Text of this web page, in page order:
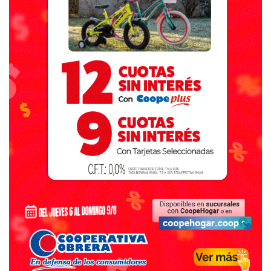
Los municipios de la Provincia que cuentan con SAME son:
Lanús, Morón, Quilmes, José C. Paz, Berisso, Florencio
Varela, La Plata, Ensenada, Almirante Brown, Bahía Blanca,
General Pueyrredón, Tres de Febrero, Lomas de Zamora,
Brandsen, Pilar, Escobar, Punta Indio, Maipú, Mar Chiquita,
Pinamar, Ezeiza, San Pedro, San Miguel, General Paz,
Magdalena, San Nicolás, General Belgrano, San Vicente,
Vicente López, Arrecifes, General Rodríguez, San Isidro,
Tandil, Azul, Pergamino, General Juan Madariaga, General
Alvarado, Chivilcoy, Trenque Lauquen, Olavarría, Baradero,
Rauch, Coronel Pringles, Carlos Tejedor, Viamonte,
General Arenales, Suipacha, Rojas, Tornquist, Lincoln,
Ayacucho, Campana, Balcarce, Salliqueló, Pellegrini,
Moreno, Alberti, Tres Lomas, Rivadavia, Bragado,
Chascomús, Castelli, Tres Arroyos, San Cayetano, San
Andrés de Giles, Guaminí, Villegas, Chacabuco, Las Flores,